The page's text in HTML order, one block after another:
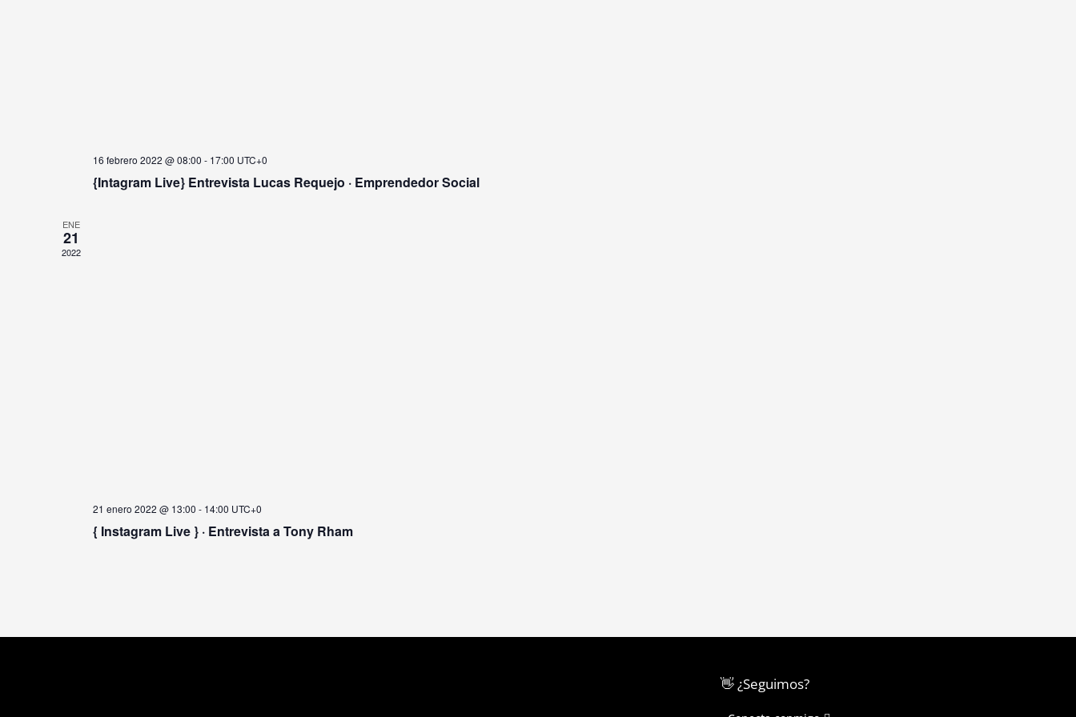
16 febrero 2022 @ 08:00 - 17:00 UTC+0
{Intagram Live} Entrevista Lucas Requejo · Emprendedor Social
ENE
21
2022
21 enero 2022 @ 13:00 - 14:00 UTC+0
{ Instagram Live } · Entrevista a Tony Rham
👋 ¿Seguimos?